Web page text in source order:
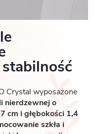
Crystal wyposażone
nierdzewnej o
cm i głębokości 1,4
szkła i